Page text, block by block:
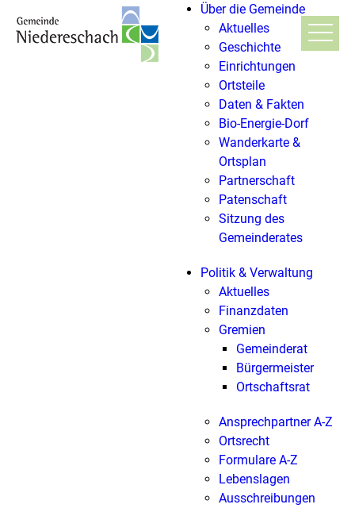
Über die Gemeinde
Aktuelles
Geschichte
Einrichtungen
Ortsteile
Daten & Fakten
Bio-Energie-Dorf
Wanderkarte &
Ortsplan
Partnerschaft
Patenschaft
Sitzung des
Gemeinderates
Politik & Verwaltung
Aktuelles
Finanzdaten
Gremien
Gemeinderat
Bürgermeister
Ortschaftsrat
Ansprechpartner A-Z
Ortsrecht
Formulare A-Z
Lebenslagen
Ausschreibungen